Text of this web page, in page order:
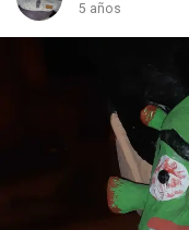
5 años